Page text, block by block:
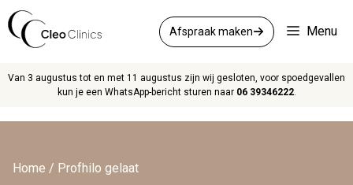
naar
Menu
Afspraak maken
Van 3 augustus tot en met 11 augustus zijn wij gesloten, voor spoedgevallen
kun je een WhatsApp-bericht sturen naar 06 39346222.
Home / Profhilo gelaat